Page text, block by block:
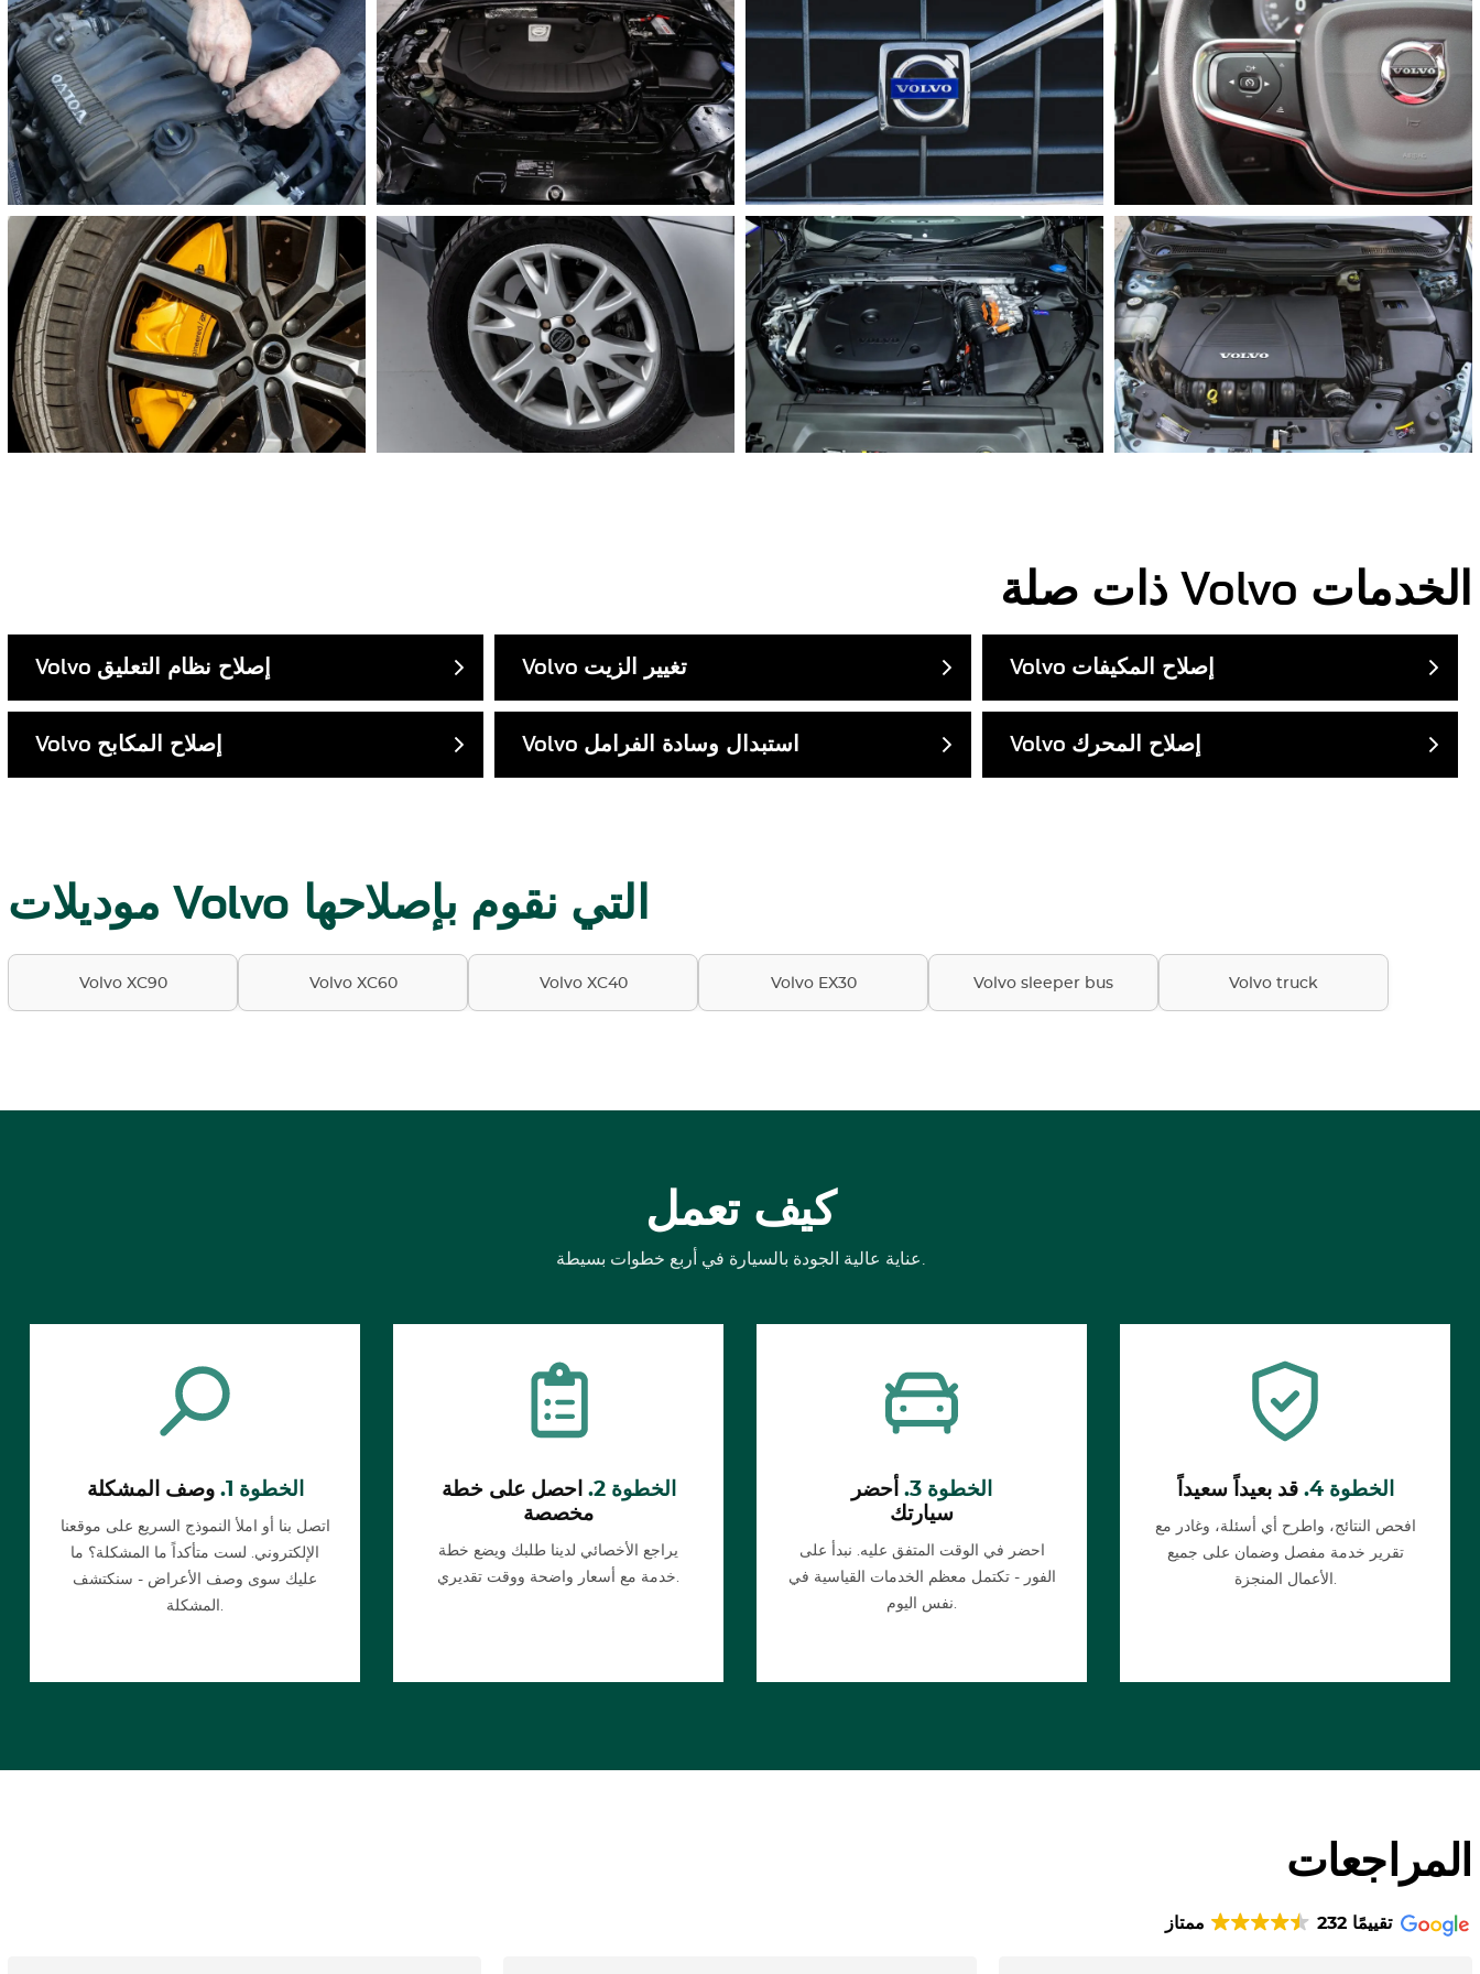
Volvo الخدمات
Volvo إصلاح نظام التعليق Volvo تغيير الزيت Volvo إصلاح المكيفات
Volvo إصلاح المكابح Volvo استبدال وسادة الفرامل Volvo إصلاح المحرك
موديلات Volvo التي نقوم بإصلاحها
Volvo XC90 Volvo XC60 Volvo XC40 Volvo EX30 Volvo sleeper bus Volvo truck
كيف تعمل
عناية عالية الجودة بالسيارة في أربع خطوات بسيطة.
الخطوة 1. وصف المشكلة
اتصل بنا أو املأ النموذج السريع على موقعنا
الإلكتروني. لست متأكداً ما المشكلة؟ ما
عليك سوى وصف الأعراض - سنكتشف
المشكلة.
الخطوة 2.
احصل على خطة
مخصصة
يراجع الأخصائي لدينا طلبك ويضع خطة
خدمة مع أسعار واضحة ووقت تقديري.
الخطوة 3.
أحضر
سيارتك
احضر في الوقت المتفق عليه. نبدأ على
الفور - تكتمل معظم الخدمات القياسية في
نفس اليوم.
الخطوة 4. قد بعيداً سعيداً
افحص النتائج، واطرح أي أسئلة، وغادر مع
تقرير خدمة مفصل وضمان على جميع
الأعمال المنجزة.
المراجعات
ممتاز 232 تقييمًا